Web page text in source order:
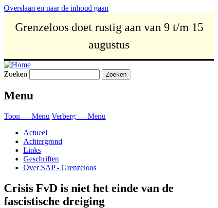
Overslaan en naar de inhoud gaan
Grenzeloos doet rustig aan van 9 t/m 15
augustus
Zoeken
Menu
Toon — Menu Verberg — Menu
Actueel
Achtergrond
Links
Geschriften
Over SAP - Grenzeloos
Crisis FvD is niet het einde van de
fascistische dreiging